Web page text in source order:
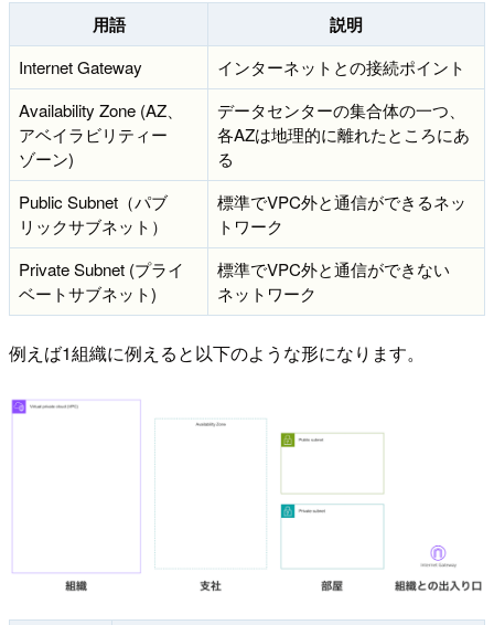
用語 説明
Internet Gateway
インターネットとの接続ポイント
Availability Zone (AZ、
アベイラビリティー
ゾーン)
データセンターの集合体の一つ、
各AZは地理的に離れたところにあ
る
Public Subnet（パブ
リックサブネット）
標準でVPC外と通信ができるネッ
トワーク
Private Subnet (プライ
ベートサブネット)
標準でVPC外と通信ができない
ネットワーク
例えば1組織に例えると以下のような形になります。